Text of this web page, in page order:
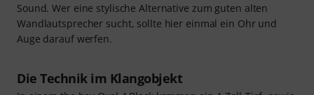
Sound. Wer eine stylische Alternative zum guten alten
Wandlautsprecher sucht, sollte hier einmal ein Ohr und
Auge darauf werfen.
Die Technik im Klangobjekt